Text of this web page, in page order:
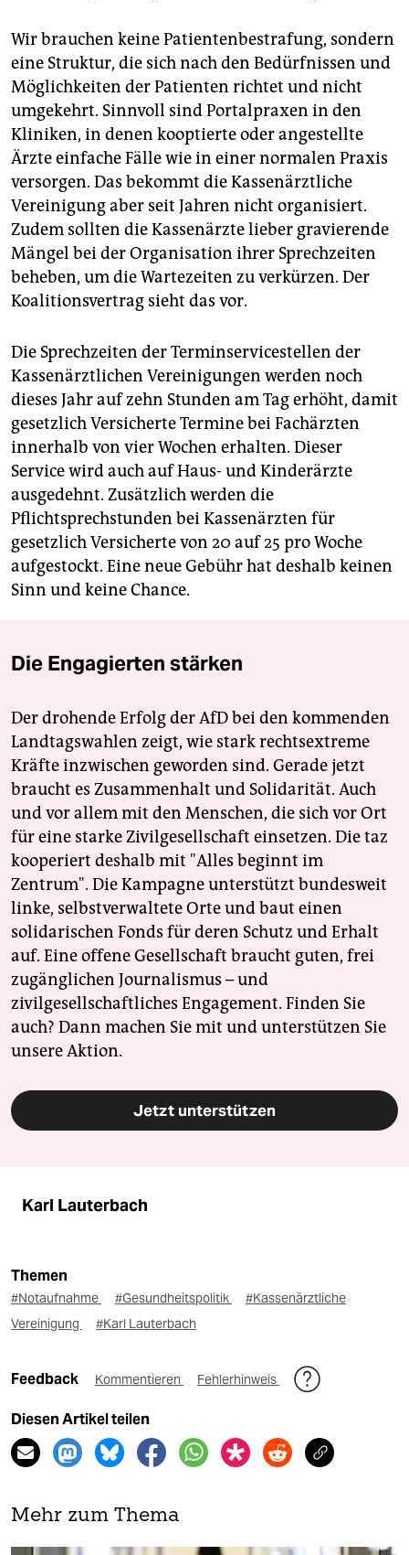
Wir brauchen keine Patientenbestrafung, sondern
eine Struktur, die sich nach den Bedürfnissen und
Möglichkeiten der Patienten richtet und nicht
umgekehrt. Sinnvoll sind Portalpraxen in den
Kliniken, in denen kooptierte oder angestellte
Ärzte einfache Fälle wie in einer normalen Praxis
versorgen. Das bekommt die Kassenärztliche
Vereinigung aber seit Jahren nicht organisiert.
Zudem sollten die Kassenärzte lieber gravierende
Mängel bei der Organisation ihrer Sprechzeiten
beheben, um die Wartezeiten zu verkürzen. Der
Koalitionsvertrag sieht das vor.
Die Sprechzeiten der Terminservicestellen der
Kassenärztlichen Vereinigungen werden noch
dieses Jahr auf zehn Stunden am Tag erhöht, damit
gesetzlich Versicherte Termine bei Fachärzten
innerhalb von vier Wochen erhalten. Dieser
Service wird auch auf Haus- und Kinderärzte
ausgedehnt. Zusätzlich werden die
Pflichtsprechstunden bei Kassenärzten für
gesetzlich Versicherte von 20 auf 25 pro Woche
aufgestockt. Eine neue Gebühr hat deshalb keinen
Sinn und keine Chance.
Die Engagierten stärken
Der drohende Erfolg der AfD bei den kommenden
Landtagswahlen zeigt, wie stark rechtsextreme
Kräfte inzwischen geworden sind. Gerade jetzt
braucht es Zusammenhalt und Solidarität. Auch
und vor allem mit den Menschen, die sich vor Ort
für eine starke Zivilgesellschaft einsetzen. Die taz
kooperiert deshalb mit "Alles beginnt im
Zentrum". Die Kampagne unterstützt bundesweit
linke, selbstverwaltete Orte und baut einen
solidarischen Fonds für deren Schutz und Erhalt
auf. Eine offene Gesellschaft braucht guten, frei
zugänglichen Journalismus – und
zivilgesellschaftliches Engagement. Finden Sie
auch? Dann machen Sie mit und unterstützen Sie
unsere Aktion.
Jetzt unterstützen
Karl Lauterbach
Themen
#Notaufnahme #Gesundheitspolitik
#Kassenärztliche
Vereinigung
#Karl Lauterbach
Feedback Kommentieren Fehlerhinweis
Diesen Artikel teilen
Mehr zum Thema